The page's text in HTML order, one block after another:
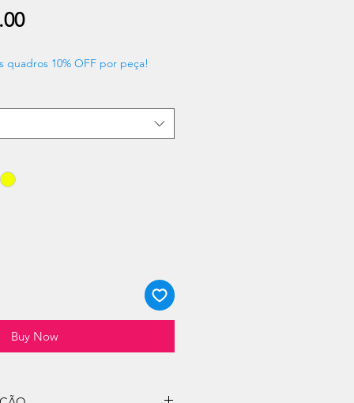
Sale
quadros 10% OFF por peça!
Buy Now